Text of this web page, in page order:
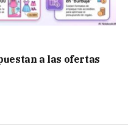
a las ofertas